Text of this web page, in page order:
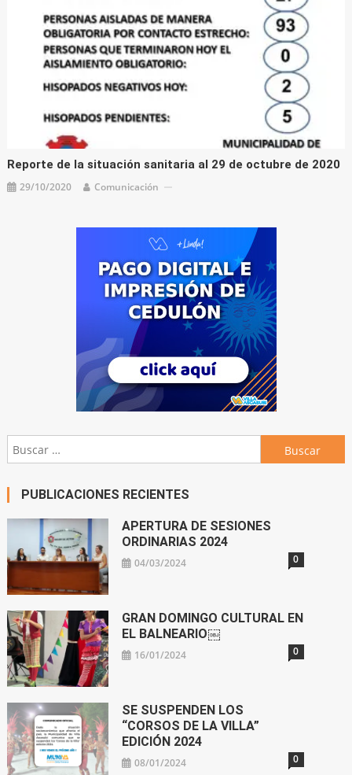
Reporte de la situación sanitaria al 29 de octubre de 2020
29/10/2020 Comunicación
Buscar:
PUBLICACIONES RECIENTES
APERTURA DE SESIONES
ORDINARIAS 2024
04/03/2024 0
GRAN DOMINGO CULTURAL EN
EL BALNEARIO￼
16/01/2024 0
SE SUSPENDEN LOS
“CORSOS DE LA VILLA”
EDICIÓN 2024
08/01/2024 0